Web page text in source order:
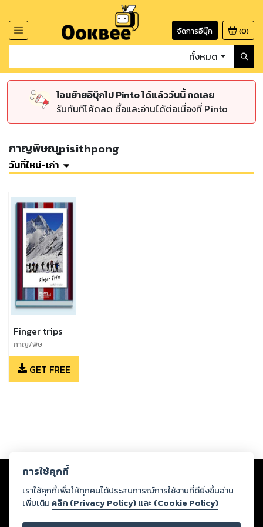
จัดการอีบุ๊ก (0)
ทั้งหมด
โอนย้ายอีบุ๊กไป Pinto ได้แล้ววันนี้ กดเลย
รับทันทีโค้ดลด ซื้อและอ่านได้ต่อเนื่องที่ Pinto
กาญพิษณุpisithpong
วันที่ใหม่-เก่า
Finger trips
กาญ/พิษ
ณุ/pisithpong,กา
ญ,พิษ
ณุ,pisithpong
GET FREE
Copyright © 2026
ต่อผลงานหรือเนื้อหาใดที่อัปโหลดผ่านเว็บไซต์และปรากฏว่าละเมิดสิทธิใน
ทรัพย์สินทางปัญญาของบุคคลอื่นหรือขัดต่อกฎหมายและศีลธรรม ดังนั้น ผู้อ่าน
ทุกท่านโปรดใช้วิจารณญาณในการกลั่นกรองด้วยตนเอง และหากท่านพบว่าส่วน
หนึ่งส่วนใดขัดต่อกฎหมายและศีลธรรม กรุณาแจ้งมายังบริษัท เพื่อทีมงานจะได้
ดำเนินการในทันที ทั้งนี้ ทางสตอรี่ล็อกขอสงวนลิขสิทธิ์ตามพระราชบัญญัติ
การใช้คุกกี้
เราใช้คุกกี้เพื่อให้ทุกคนได้ประสบการณ์การใช้งานที่ดียิ่งขึ้นอ่าน
เพิ่มเติม คลิก (Privacy Policy) และ (Cookie Policy)